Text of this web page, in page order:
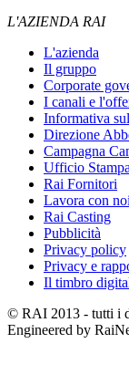
L'AZIENDA RAI
L'azienda
Il gruppo
Corporate
I canali e
Informativa
Direzione
Campagna
Ufficio Stampa
Rai Fornitori
Lavora con noi
Rai Casting
Pubblicità
Privacy policy
Privacy e
Il timbro
© RAI 2013 - tutti i
Engineered by